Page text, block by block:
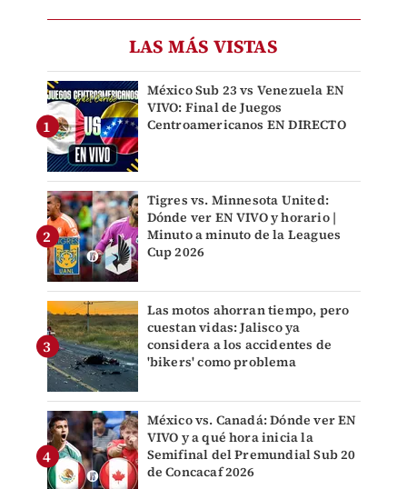
LAS MÁS VISTAS
México Sub 23 vs Venezuela EN
VIVO: Final de Juegos
Centroamericanos EN DIRECTO
Tigres vs. Minnesota United:
Dónde ver EN VIVO y horario |
Minuto a minuto de la Leagues
Cup 2026
Las motos ahorran tiempo, pero
cuestan vidas: Jalisco ya
considera a los accidentes de
'bikers' como problema
México vs. Canadá: Dónde ver EN
VIVO y a qué hora inicia la
Semifinal del Premundial Sub 20
de Concacaf 2026